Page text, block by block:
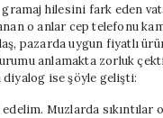
hilesini fark eden
o anlar cep telefonu
pazarda uygun fiyatlı
anlamakta zorluk
diyalog ise şöyle gelişti:
Muzlarda sıkıntılar